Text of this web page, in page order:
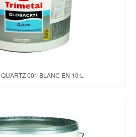
001 BLANC EN 10 L